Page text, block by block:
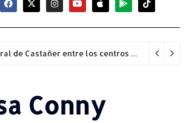
Hospital General de Castañer entre los centros de salud comunitarios con mejor desempeño clínico de Estados Unidos
Conny